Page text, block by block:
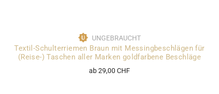
UNGEBRAUCHT
Textil-Schulterriemen Braun mit Messingbeschlägen für
(Reise-) Taschen aller Marken goldfarbene Beschläge
ab 29,00 CHF